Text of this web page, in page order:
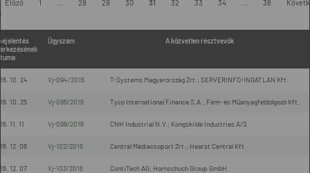
Előző 1 28 29 30 31 32 33 34 38
Ügyszám A közvetlen résztvevők
10. 24 Vj-094/2016 T-Systems Magyarország Zrt.; SERVERINFO-INGATLAN Kft.
10. 25 Vj-095/2016 Tyco International Finance S.A.; Fém- és Műanyagfeldolgozó Kft.
11. 11 Vj-098/2016 CNH Industrial N.V.; Kongskilde Industries A/S
12. 06 Vj-102/2016 Centrál Médiacsoport Zrt.; Hearst Central Kft.
12. 07 Vj-103/2016 ContiTech AG; Hornschuch Group GmbH